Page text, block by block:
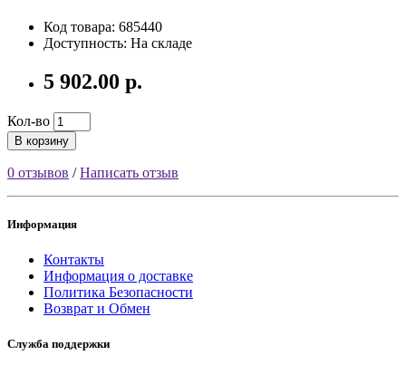
Код товара: 685440
Доступность: На складе
5 902.00 р.
Кол-во
В корзину
0 отзывов /Написать отзыв
Информация
Контакты
Информация о доставке
Политика Безопасности
Возврат и Обмен
Служба поддержки